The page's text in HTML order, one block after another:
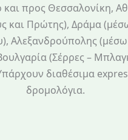
και προς Θεσσαλονίκη,
και Πρώτης), Δράμα
Αλεξανδρούπολης
(Σέρρες –
διαθέσιμα
δρομολόγια.